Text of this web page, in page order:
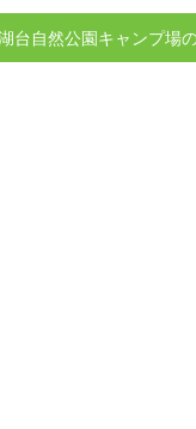
台自然公園キャンプ場